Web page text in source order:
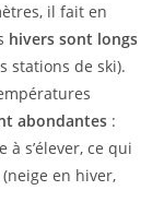
il fait en
hivers sont longs
stations de ski).
abondantes :
s’élever, ce qui
en hiver,